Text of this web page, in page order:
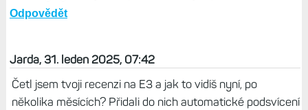
Odpovědět
Jarda, 31. leden 2025, 07:42
Četl jsem tvoji recenzi na E3 a jak to vidíš nyní, po
několika měsících? Přidali do nich automatické podsvícení